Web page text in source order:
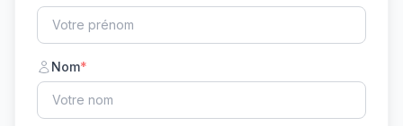
Nom*